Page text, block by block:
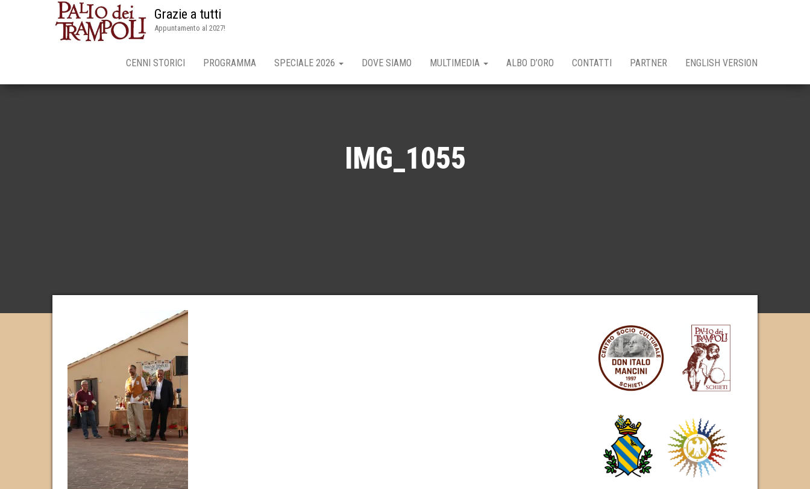
Grazie a tutti
Appuntamento al 2027!
CENNI STORICI PROGRAMMA SPECIALE 2026 DOVE SIAMO MULTIMEDIA ALBO D’ORO CONTATTI PARTNER ENGLISH VERSION
IMG_1055